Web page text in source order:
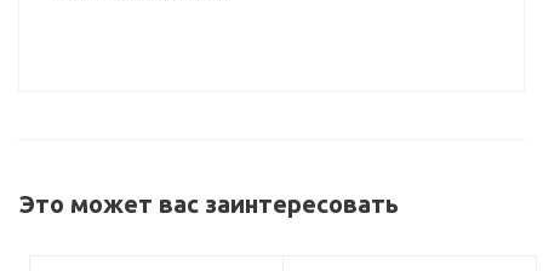
Это может вас заинтересовать